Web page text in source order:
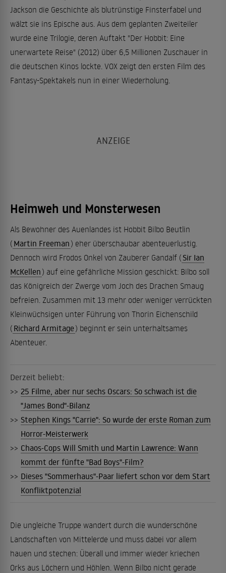
Jackson die Geschichte als blutrünstige Finsterfabel und
wälzt sie ins Epische aus. Aus dem geplanten Zweiteiler
wurde eine Trilogie, deren Auftakt "Der Hobbit: Eine
unerwartete Reise" (2012) über 6,5 Millionen Zuschauer in
die deutschen Kinos lockte. VOX zeigt den ersten Film des
Fantasy-Spektakels nun in einer Wiederholung.
Heimweh und Monsterwesen
Als Bewohner des Auenlandes ist Hobbit Bilbo Beutlin
( Martin Freeman ) eher überschaubar abenteuerlustig.
Dennoch wird Frodos Onkel von Zauberer Gandalf ( Sir Ian
McKellen ) auf eine gefährliche Mission geschickt: Bilbo soll
das Königreich der Zwerge vom Joch des Drachen Smaug
befreien. Zusammen mit 13 mehr oder weniger verrückten
Kleinwüchsigen unter Führung von Thorin Eichenschild
( Richard Armitage ) beginnt er sein unterhaltsames
Abenteuer.
Derzeit beliebt:
>> 25 Filme, aber nur sechs Oscars: So schwach ist die
"James Bond"-Bilanz
>> Stephen Kings "Carrie": So wurde der erste Roman zum
Horror-Meisterwerk
>> Chaos-Cops Will Smith und Martin Lawrence: Wann
kommt der fünfte "Bad Boys"-Film?
>> Dieses "Sommerhaus"-Paar liefert schon vor dem Start
Konfliktpotenzial
Die ungleiche Truppe wandert durch die wunderschöne
Landschaften von Mittelerde und muss dabei vor allem
hauen und stechen: Überall und immer wieder kriechen
Orks aus Löchern und Höhlen. Wenn Bilbo nicht gerade